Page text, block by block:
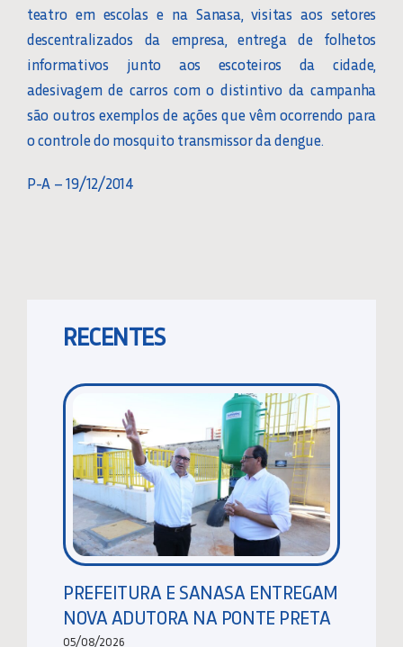
teatro em escolas e na Sanasa, visitas aos setores
descentralizados da empresa, entrega de folhetos
informativos junto aos escoteiros da cidade,
adesivagem de carros com o distintivo da campanha
são outros exemplos de ações que vêm ocorrendo para
o controle do mosquito transmissor da dengue.
P-A – 19/12/2014
RECENTES
PREFEITURA E SANASA ENTREGAM
NOVA ADUTORA NA PONTE PRETA
05/08/2026